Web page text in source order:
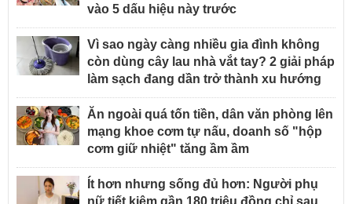
vào 5 dấu hiệu này trước
Vì sao ngày càng nhiều gia đình không
còn dùng cây lau nhà vắt tay? 2 giải pháp
làm sạch đang dần trở thành xu hướng
Ăn ngoài quá tốn tiền, dân văn phòng lên
mạng khoe cơm tự nấu, doanh số "hộp
cơm giữ nhiệt" tăng ầm ầm
Ít hơn nhưng sống đủ hơn: Người phụ